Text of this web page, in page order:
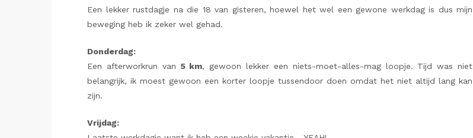
Een lekker rustdagje na die 18 van gisteren, hoewel het wel een gewone werkdag is dus mijn
beweging heb ik zeker wel gehad.
Donderdag:
Een afterworkrun van 5 km, gewoon lekker een niets-moet-alles-mag loopje. Tijd was niet
belangrijk, ik moest gewoon een korter loopje tussendoor doen omdat het niet altijd lang kan
zijn.
Vrijdag: